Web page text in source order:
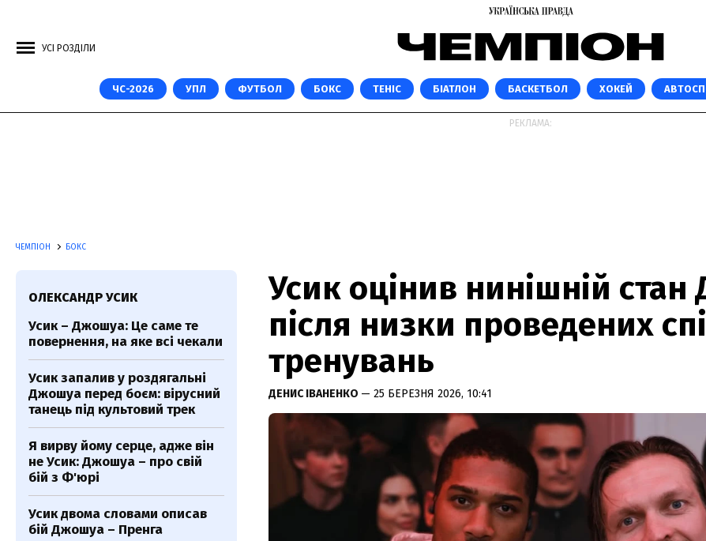
УСІ РОЗДІЛИ
ЧС-2026 УПЛ ФУТБОЛ БОКС ТЕНІС БІАТЛОН БАСКЕТБОЛ ХОКЕЙ
РЕКЛАМА:
ЧЕМПІОН БОКС
Усик оцінив нинішній
після низки проведених
тренувань
ДЕНИС ІВАНЕНКО — 25 БЕРЕЗНЯ 2026, 10:41
ОЛЕКСАНДР УСИК
Усик – Джошуа: Це саме те
повернення, на яке всі чекали
Усик запалив у роздягальні
Джошуа перед боєм: вірусний
танець під культовий трек
Я вирву йому серце, адже він
не Усик: Джошуа – про свій
бій з Ф'юрі
Усик двома словами описав
бій Джошуа – Пренга